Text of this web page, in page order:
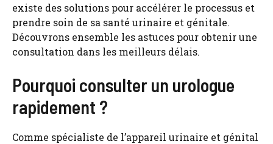
existe des solutions pour accélérer le processus et
prendre soin de sa santé urinaire et génitale.
Découvrons ensemble les astuces pour obtenir une
consultation dans les meilleurs délais.
Pourquoi consulter un urologue
rapidement ?
Comme spécialiste de l’appareil urinaire et génital